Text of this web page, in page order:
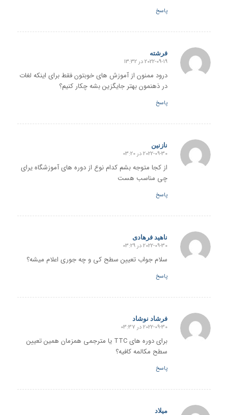
پاسخ
فرشته
گفته:
2022-09-19 در 13:32
درود ممنون از آموزش های خوبتون فقط برای اینکه لغات
در ذهنمون بهتر جایگزین بشه چکار کنیم؟
پاسخ
نازنین
گفته:
2022-09-30 در 03:20
از کجا متوجه بشم کدام نوع از دوره های آموزشگاه یرای
چی مناسب هست
پاسخ
ناهید فرهادی
گفته:
2022-09-30 در 03:29
سلام جواب تعیین سطح کی و چه جوری اعلام میشه؟
پاسخ
فرشاد نوشاد
گفته:
2022-09-30 در 03:37
برای دوره های TTC یا مترجمی همزمان همین تعیین
سطح مکالمه کافیه؟
پاسخ
میلاد